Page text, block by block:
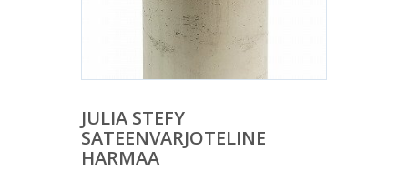
JULIA STEFY
SATEENVARJOTELINE
HARMAA